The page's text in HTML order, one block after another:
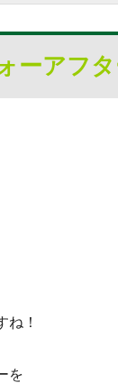
ーアフタ
ね！
を